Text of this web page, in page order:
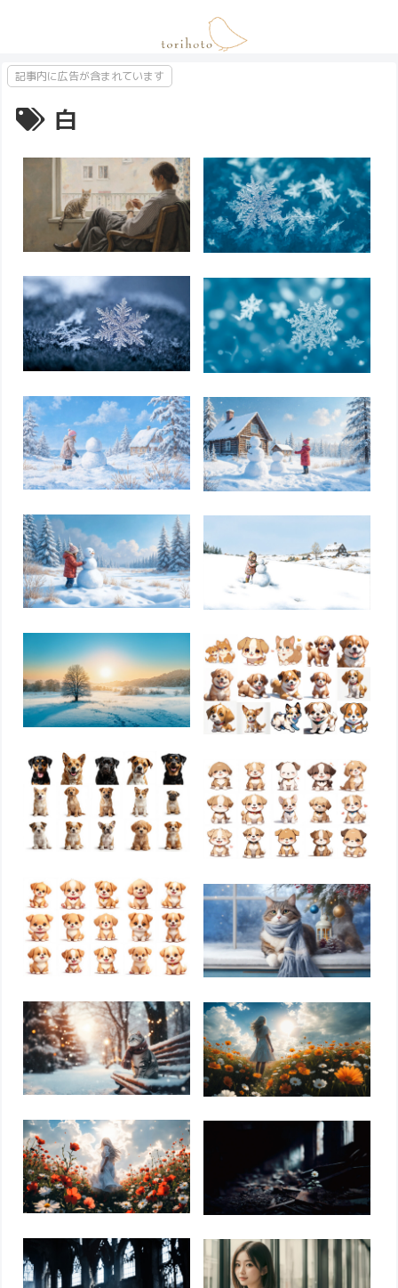
記事内に広告が含まれています
白